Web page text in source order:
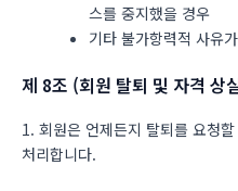
스를 중지했을 경우
기타 불가항력적 사유
제 8조 (회원 탈퇴 및 자격 상
1. 회원은 언제든지 탈퇴를 요청
처리합니다.